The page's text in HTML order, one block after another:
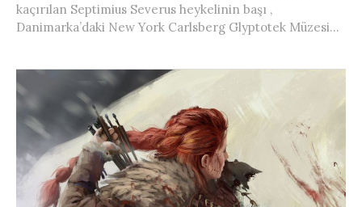
kaçırılan Septimius Severus heykelinin başı ,
Danimarka’daki New York Carlsberg Glyptotek Müzesi...